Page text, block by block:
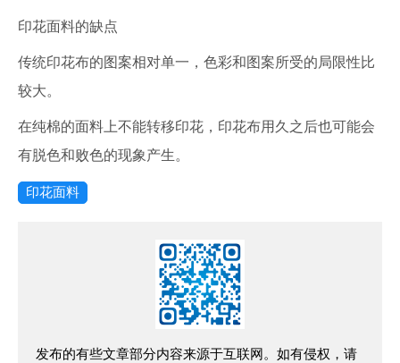
印花面料的缺点
传统印花布的图案相对单一，色彩和图案所受的局限性比
较大。
在纯棉的面料上不能转移印花，印花布用久之后也可能会
有脱色和败色的现象产生。
印花面料
发布的有些文章部分内容来源于互联网。如有侵权，请